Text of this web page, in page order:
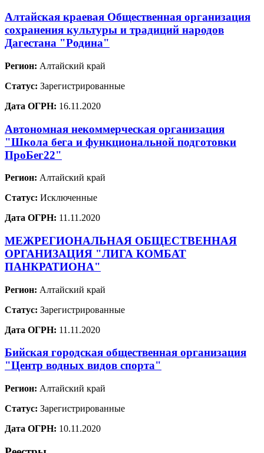
Алтайская краевая Общественная организация
сохранения культуры и традиций народов
Дагестана "Родина"
Регион: Алтайский край
Статус: Зарегистрированные
Дата ОГРН: 16.11.2020
Автономная некоммерческая организация
"Школа бега и функциональной подготовки
ПроБег22"
Регион: Алтайский край
Статус: Исключенные
Дата ОГРН: 11.11.2020
МЕЖРЕГИОНАЛЬНАЯ ОБЩЕСТВЕННАЯ
ОРГАНИЗАЦИЯ "ЛИГА КОМБАТ
ПАНКРАТИОНА"
Регион: Алтайский край
Статус: Зарегистрированные
Дата ОГРН: 11.11.2020
Бийская городская общественная организация
"Центр водных видов спорта"
Регион: Алтайский край
Статус: Зарегистрированные
Дата ОГРН: 10.11.2020